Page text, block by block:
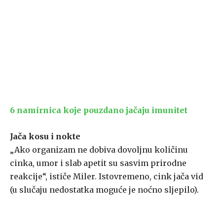
6 namirnica koje pouzdano jačaju imunitet
Jača kosu i nokte
„Ako organizam ne dobiva dovoljnu količinu
cinka, umor i slab apetit su sasvim prirodne
reakcije“, ističe Miler. Istovremeno, cink jača vid
(u slučaju nedostatka moguće je noćno sljepilo).